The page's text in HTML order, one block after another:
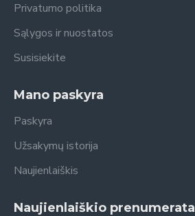
Privatumo politika
Sąlygos ir nuostatos
Susisiekite
Mano paskyra
Paskyra
Užsakymų istorija
Naujienlaiškis
Naujienlaiškio prenumerata